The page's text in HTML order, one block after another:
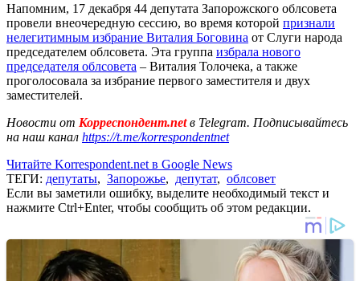
Напомним, 17 декабря 44 депутата Запорожского облсовета
провели внеочередную сессию, во время которой признали
нелегитимным избрание Виталия Боговина от Слуги народа
председателем облсовета. Эта группа избрала нового
председателя облсовета – Виталия Толочека, а также
проголосовала за избрание первого заместителя и двух
заместителей.
Новости от Корреспондент.netв Telegram. Подписывайтесь
на наш канал https://t.me/korrespondentnet
Читайте Korrespondent.net в Google News
ТЕГИ: депутаты, Запорожье, депутат, облсовет
Если вы заметили ошибку, выделите необходимый текст и
нажмите Ctrl+Enter, чтобы сообщить об этом редакции.